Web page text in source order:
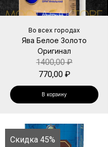
Во всех городах
Ява Белое Золото
Оригинал
1400,00₽
770,00 ₽
В корзину
Скидка 45%